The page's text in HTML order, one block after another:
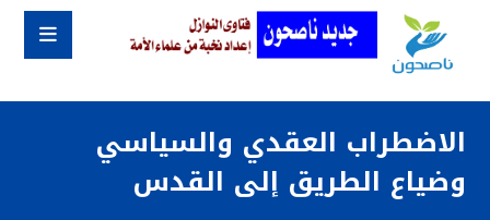
الاضطراب العقدي والسياسي
وضياع الطريق إلى القدس